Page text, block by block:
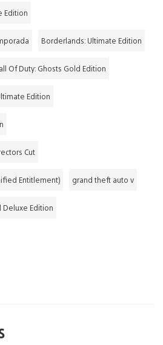
Edition
Borderlands: Ultimate Edition
Of Duty: Ghosts Gold Edition
Edition
Cut
Entitlement) grand theft auto v
Deluxe Edition